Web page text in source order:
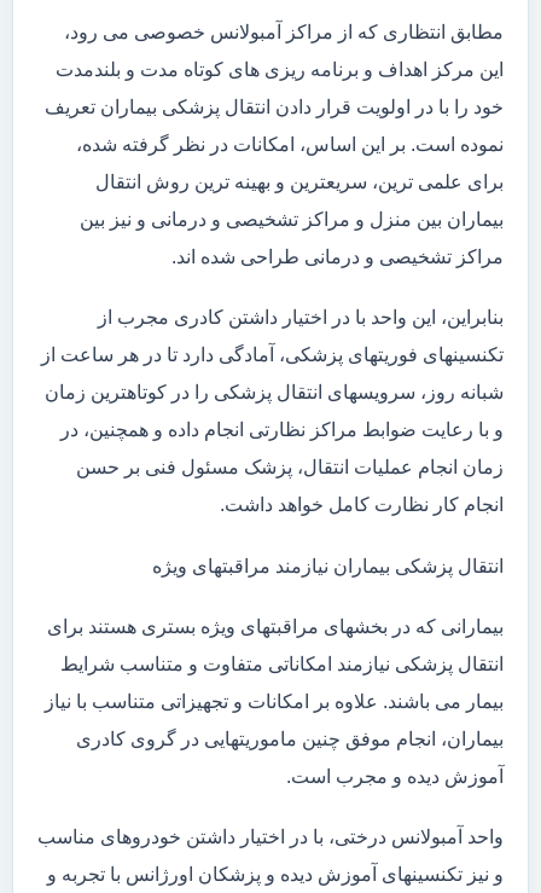
مطابق انتظاری که از مراکز آمبولانس خصوصی می رود،
این مرکز اهداف و برنامه ریزی های کوتاه مدت و بلندمدت
خود را با در اولویت قرار دادن انتقال پزشکی بیماران تعریف
نموده است. بر این اساس، امکانات در نظر گرفته شده،
برای علمی ترین، سریعترین و بهینه ترین روش انتقال
بیماران بین منزل و مراکز تشخیصی و درمانی و نیز بین
مراکز تشخیصی و درمانی طراحی شده اند.
بنابراین، این واحد با در اختیار داشتن کادری مجرب از
تکنسینهای فوریتهای پزشکی، آمادگی دارد تا در هر ساعت از
شبانه روز، سرویسهای انتقال پزشکی را در کوتاهترین زمان
و با رعایت ضوابط مراکز نظارتی انجام داده و همچنین، در
زمان انجام عملیات انتقال، پزشک مسئول فنی بر حسن
انجام کار نظارت کامل خواهد داشت.
انتقال پزشکی بیماران نیازمند مراقبتهای ویژه
بیمارانی که در بخشهای مراقبتهای ویژه بستری هستند برای
انتقال پزشکی نیازمند امکاناتی متفاوت و متناسب شرایط
بیمار می باشند. علاوه بر امکانات و تجهیزاتی متناسب با نیاز
بیماران، انجام موفق چنین ماموریتهایی در گروی کادری
آموزش دیده و مجرب است.
واحد آمبولانس درختی، با در اختیار داشتن خودروهای مناسب
و نیز تکنسینهای آموزش دیده و پزشکان اورژانس با تجربه و